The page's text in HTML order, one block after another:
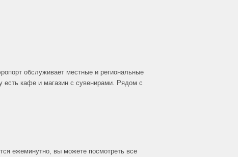
обслуживает местные и региональные
есть кафе и магазин с сувенирами. Рядом с
ежеминутно, вы можете посмотреть все